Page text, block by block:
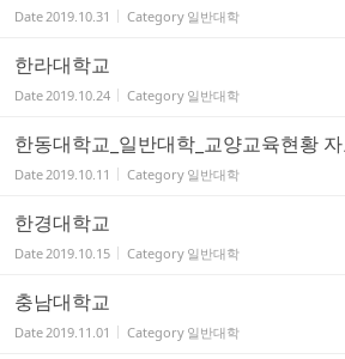
Date2019.10.31 Category 일반대학
한라대학교
Date2019.10.24 Category 일반대학
한동대학교_일반대학_교양교육현황
Date2019.10.11 Category 일반대학
한경대학교
Date2019.10.15 Category 일반대학
충남대학교
Date2019.11.01 Category 일반대학